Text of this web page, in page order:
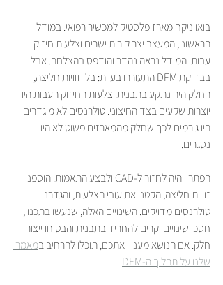
בואו ניקח מארז פלסטיק למכשיר רפואי. במודל
הראשוני, המעצב יצר קירות ישרים וצלעות חיזוק
עבות. המודל נראה נהדר והודפס בהצלחה. אבל
בבדיקת DFM התעוררו בעיות: בלי זוויות חליצה,
החלק היה נתקע בתבנית. צלעות החיזוק העבות היו
יוצרות שקעים בצד החיצוני. טולרנסים לא מוגדרים
היו גורמים לכך שחלק מהמארזים פשוט לא היו
נסגרים.
הפתרון היה לחזור ל-CAD ולבצע התאמות: הוספנו
זוויות חליצה, הקטנו את עובי הצלעות, והגדרנו
טולרנסים מדויקים. השינויים האלה, שנעשו בתכנון,
חסכו שינויים יקרים להחריד בתבנית והבטיחו ייצור
חלק. אם הנושא מעניין אתכם, תוכלו להרחיב במאמר
שלנו על תהליך ה-DFM
.